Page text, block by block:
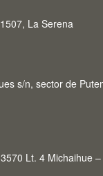
La Serena
s/n, sector de
Lt. 4 Michaihue